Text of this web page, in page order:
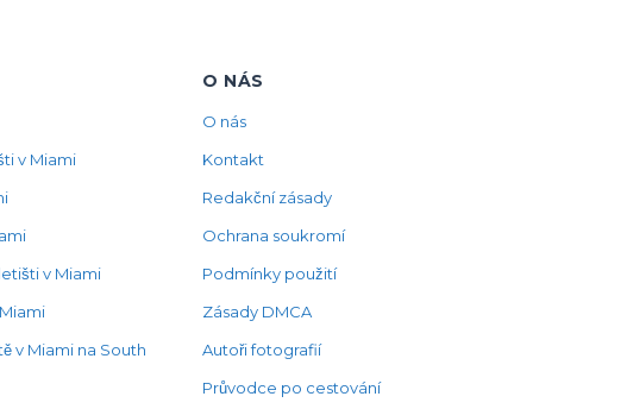
v Miami
v Miami
v Miami na South
O NÁS
O nás
Kontakt
Redakční zásady
Ochrana soukromí
Podmínky použití
Zásady DMCA
Autoři fotografií
Průvodce po cestování